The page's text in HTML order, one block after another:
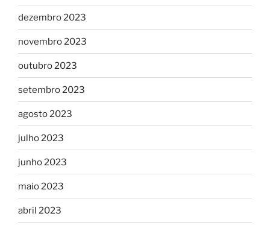
dezembro 2023
novembro 2023
outubro 2023
setembro 2023
agosto 2023
julho 2023
junho 2023
maio 2023
abril 2023